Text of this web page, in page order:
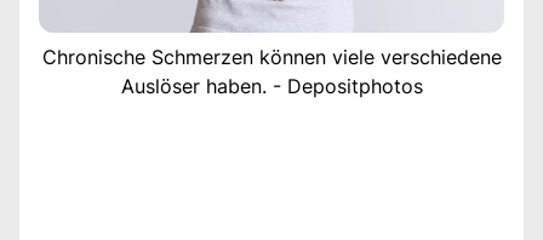
Chronische Schmerzen können viele verschiedene
Auslöser haben. - Depositphotos